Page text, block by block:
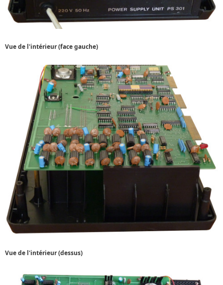
Vue de l'intérieur (face gauche)
Vue de l'intérieur (dessus)